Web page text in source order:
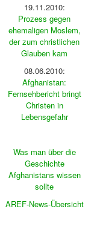
19.11.2010:
Prozess gegen
ehemaligen Moslem,
der zum christlichen
Glauben kam
08.06.2010:
Afghanistan:
Fernsehbericht bringt
Christen in
Lebensgefahr
Was man über die
Geschichte
Afghanistans wissen
sollte
AREF-News-Übersicht